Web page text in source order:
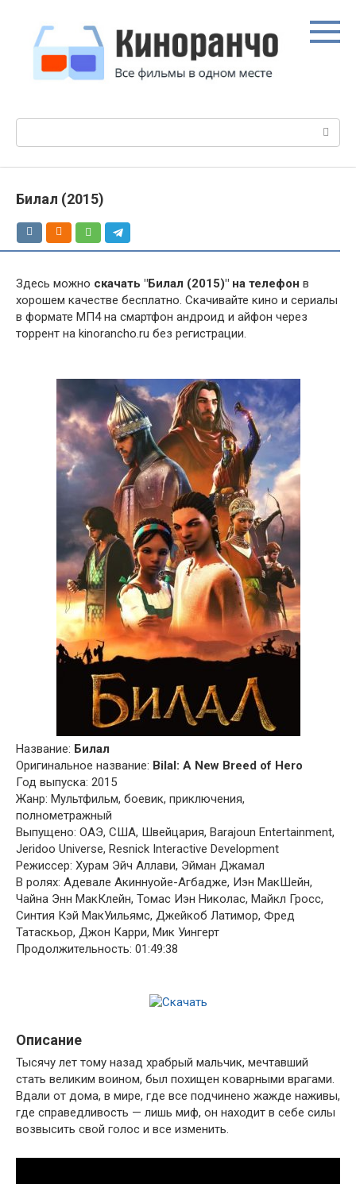
контенту
Билал (2015)
Здесь можно скачать "Билал (2015)" на телефон в
хорошем качестве бесплатно. Скачивайте кино и сериалы
в формате МП4 на смартфон андроид и айфон через
торрент на kinorancho.ru без регистрации.
Название: Билал
Оригинальное название: Bilal: A New Breed of Hero
Год выпуска: 2015
Жанр: Мультфильм, боевик, приключения,
полнометражный
Выпущено: ОАЭ, США, Швейцария, Barajoun Entertainment,
Jeridoo Universe, Resnick Interactive Development
Режиссер: Хурам Эйч Аллави, Эйман Джамал
В ролях: Адевале Акиннуойе-Агбадже, Иэн МакШейн,
Чайна Энн МакКлейн, Томас Иэн Николас, Майкл Гросс,
Синтия Кэй МакУильямс, Джейкоб Латимор, Фред
Татаскьор, Джон Карри, Мик Уингерт
Продолжительность: 01:49:38
Описание
Тысячу лет тому назад храбрый мальчик, мечтавший
стать великим воином, был похищен коварными врагами.
Вдали от дома, в мире, где все подчинено жажде наживы,
где справедливость — лишь миф, он находит в себе силы
возвысить свой голос и все изменить.